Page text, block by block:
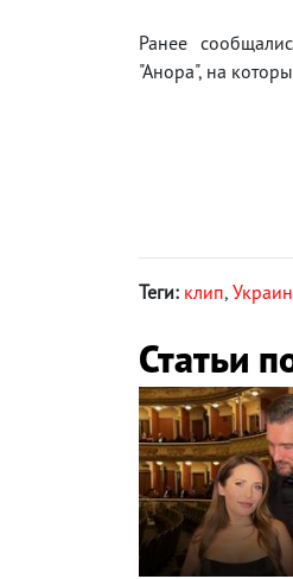
Ранее
"Анора", на
Теги: клип,
Статьи